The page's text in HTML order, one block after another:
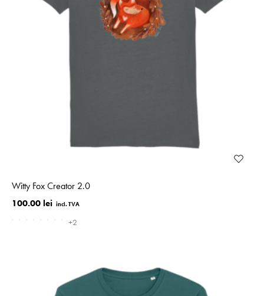
Witty Fox Creator 2.0
100.00 lei
+2